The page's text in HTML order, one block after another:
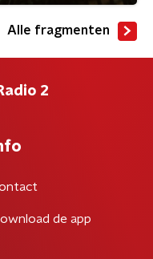
Alle fragmenten
2
de app